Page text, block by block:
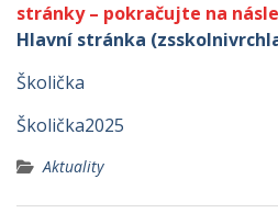
stránky – pokračujte na
Hlavní stránka
Školička
Školička2025
Aktuality